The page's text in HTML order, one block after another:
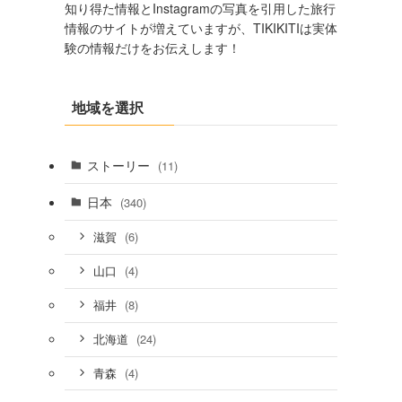
知り得た情報とInstagramの写真を引用した旅行
情報のサイトが増えていますが、TIKIKITIは実体
験の情報だけをお伝えします！
地域を選択
ストーリー (11)
日本 (340)
滋賀 (6)
山口 (4)
福井 (8)
北海道 (24)
青森 (4)